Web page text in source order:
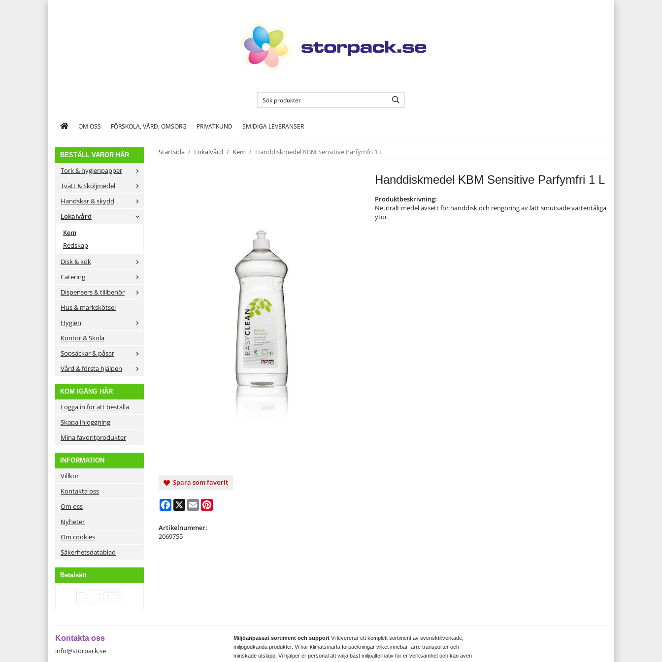
OM OSS FÖRSKOLA, VÅRD, OMSORG PRIVATKUND SMIDIGA LEVERANSER
BESTÄLL VAROR HÄR
Tork & hygienpapper
Tvätt & Sköljmedel
Handskar & skydd
Lokalvård
Kem
Redskap
Disk & kök
Catering
Dispensers & tillbehör
Hus & markskötsel
Hygien
Kontor & Skola
Sopsäckar & påsar
Vård & första hjälpen
KOM IGÅNG HÄR
Logga in för att beställa
Skapa inloggning
Mina favoritprodukter
INFORMATION
Villkor
Kontakta oss
Om oss
Nyheter
Om cookies
Säkerhetsdatablad
Betalsätt
Startsida / Lokalvård / Kem / Handdiskmedel KBM Sensitive Parfymfri 1 L
Handdiskmedel KBM Sensitive Parfymfri 1 L
Produktbeskrivning:
Neutralt medel avsett för handdisk och rengöring av lätt smutsade vattentåliga
ytor.
Spara som favorit
Facebook
X Email
Artikelnummer:
2069755
Kontakta oss
info@storpack.se
Miljöanpassat sortiment och support Vi levererar ett komplett sortiment av svensktillverkade,
miljögodkända produkter. Vi har klimatsmarta förpackningar vilket innebär färre transporter och
minskade utsläpp. Vi hjälper er personal att välja bäst miljöalternativ för er verksamhet och kan även